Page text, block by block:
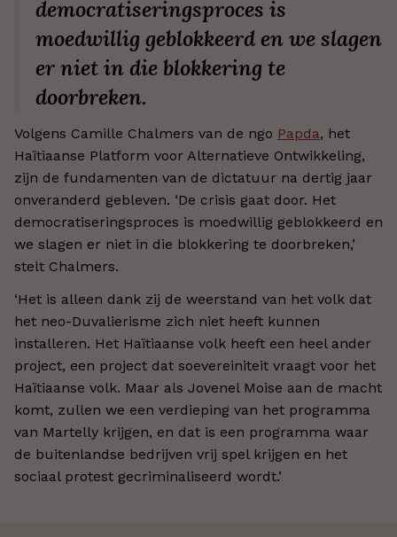
democratiseringsproces is
moedwillig geblokkeerd en we slagen
er niet in die blokkering te
doorbreken.
Volgens Camille Chalmers van de ngo Papda, het
Haïtiaanse Platform voor Alternatieve Ontwikkeling,
zijn de fundamenten van de dictatuur na dertig jaar
onveranderd gebleven. ‘De crisis gaat door. Het
democratiseringsproces is moedwillig geblokkeerd en
we slagen er niet in die blokkering te doorbreken,’
stelt Chalmers.
‘Het is alleen dank zij de weerstand van het volk dat
het neo-Duvalierisme zich niet heeft kunnen
installeren. Het Haïtiaanse volk heeft een heel ander
project, een project dat soevereiniteit vraagt voor het
Haïtiaanse volk. Maar als Jovenel Moise aan de macht
komt, zullen we een verdieping van het programma
van Martelly krijgen, en dat is een programma waar
de buitenlandse bedrijven vrij spel krijgen en het
sociaal protest gecriminaliseerd wordt.’